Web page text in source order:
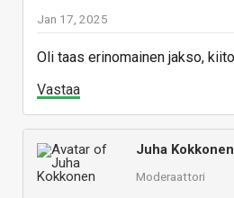
Jan 17, 2025
Oli taas erinomainen jakso,
Vastaa
Juha Kokkonen
Moderaattori